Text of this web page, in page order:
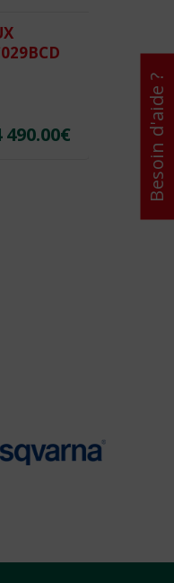
Besoin d'aide ?
490.00€